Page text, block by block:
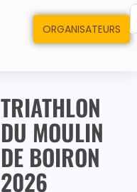
ORGANISATEURS
TRIATHLON
DU MOULIN
DE BOIRON
2026